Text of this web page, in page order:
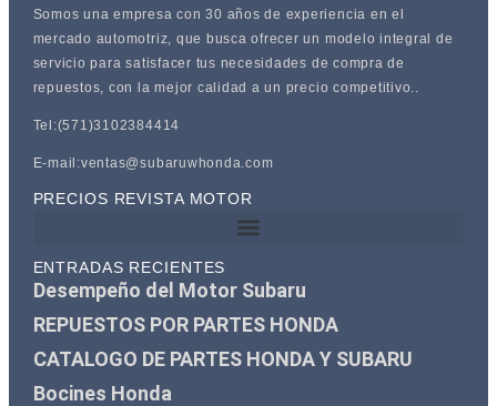
Somos una empresa con 30 años de experiencia en el
mercado automotriz, que busca ofrecer un modelo integral de
servicio para satisfacer tus necesidades de compra de
repuestos, con la mejor calidad a un precio competitivo..
Tel:(571)3102384414
E-mail:ventas@subaruwhonda.com
PRECIOS REVISTA MOTOR
ENTRADAS RECIENTES
Desempeño del Motor Subaru
REPUESTOS POR PARTES HONDA
CATALOGO DE PARTES HONDA Y SUBARU
Bocines Honda